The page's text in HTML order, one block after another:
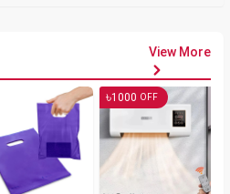
View More
৳1000 OFF